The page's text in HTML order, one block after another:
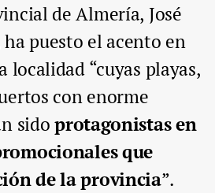
de Almería, José
puesto el acento en
localidad “cuyas playas,
con enorme
sidoprotagonistas en
que
de la provincia”.